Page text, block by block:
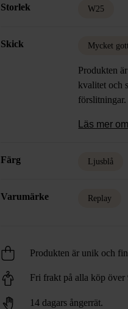
Storlek W25
Skick Mycket
Produkten
kvalitet och
förslitningar.
Läs mer
Färg Ljusblå
Varumärke Replay
Produkten är unik och
Fri frakt på alla köp över
14 dagars ångerrät.